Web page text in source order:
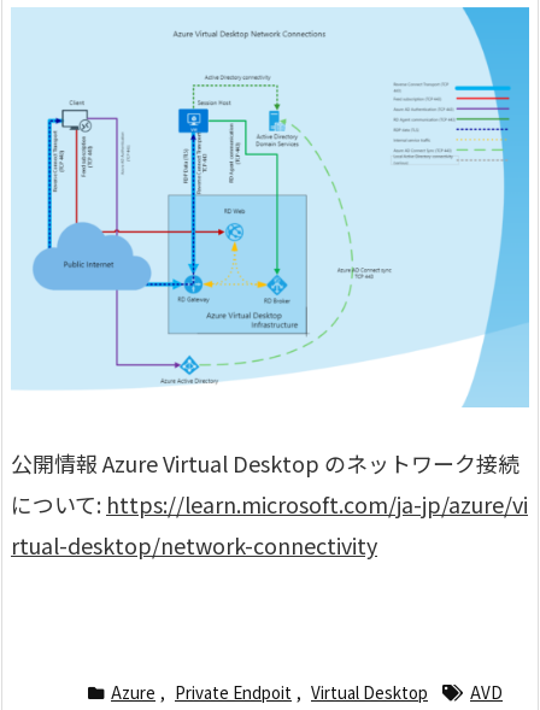
公開情報 Azure Virtual Desktop のネットワーク接続
について: https://learn.microsoft.com/ja-jp/azure/vi
rtual-desktop/network-connectivity
Azure , Private Endpoit , Virtual Desktop AVD